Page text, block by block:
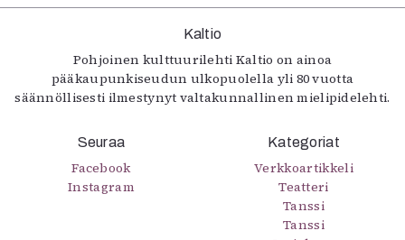
Kaltio
Pohjoinen kulttuurilehti Kaltio on ainoa
pääkaupunkiseudun ulkopuolella yli 80 vuotta
säännöllisesti ilmestynyt valtakunnallinen mielipidelehti.
Seuraa
Facebook
Instagram
Kategoriat
Verkkoartikkeli
Teatteri
Tanssi
Tanssi